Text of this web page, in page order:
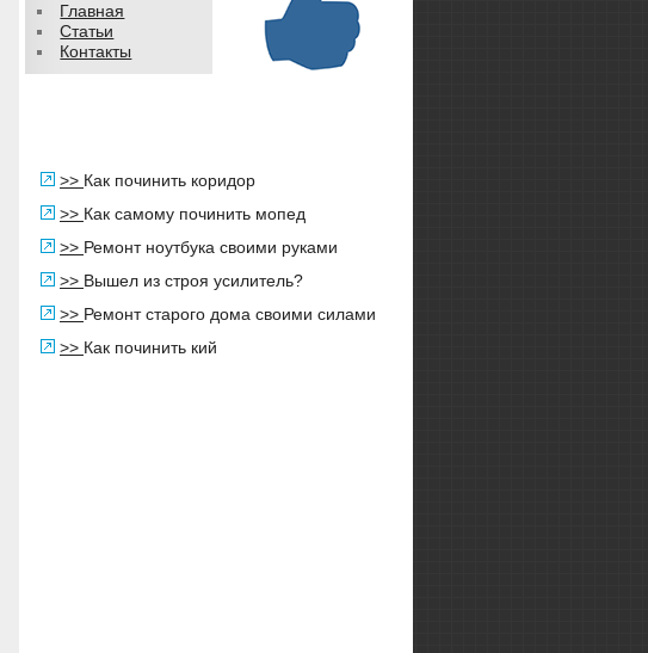
Главная
Статьи
Контакты
>> Как починить коридор
>> Как самому починить мопед
>> Ремонт ноутбука своими руками
>> Вышел из строя усилитель?
>> Ремонт старого дома своими силами
>> Как починить кий